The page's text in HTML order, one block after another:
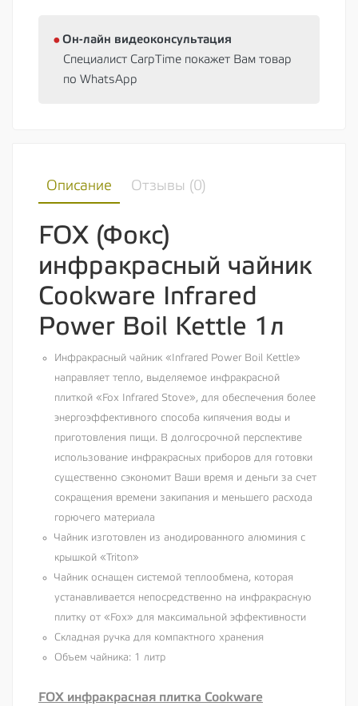
⦁ Oн-лайн видеоконсультация
Специалист CarpTime покажет Вам товар
по WhatsApp
Описание Отзывы (0)
FOX (Фокс)
инфракрасный чайник
Cookware Infrared
Power Boil Kettle 1л
Инфракрасный чайник «Infrared Power Boil Kettle»
направляет тепло, выделяемое инфракрасной
плиткой «Fox Infrared Stove», для обеспечения более
энергоэффективного способа кипячения воды и
приготовления пищи. В долгосрочной перспективе
использование инфракрасных приборов для готовки
существенно сэкономит Ваши время и деньги за счет
сокращения времени закипания и меньшего расхода
горючего материала
Чайник изготовлен из анодированного алюминия с
крышкой «Triton»
Чайник оснащен системой теплообмена, которая
устанавливается непосредственно на инфракрасную
плитку от «Fox» для максимальной эффективности
Складная ручка для компактного хранения
Объем чайника: 1 литр
FOX инфракрасная плитка Cookware